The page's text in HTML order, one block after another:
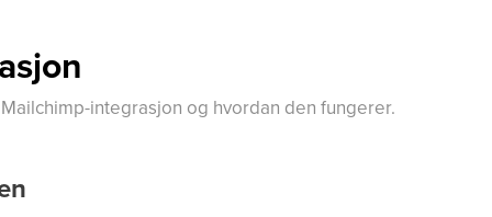
integrasjon og hvordan den fungerer.